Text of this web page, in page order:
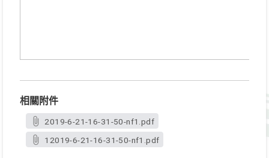
相關附件
2019-6-21-16-31-50-nf1.pdf
12019-6-21-16-31-50-nf1.pdf